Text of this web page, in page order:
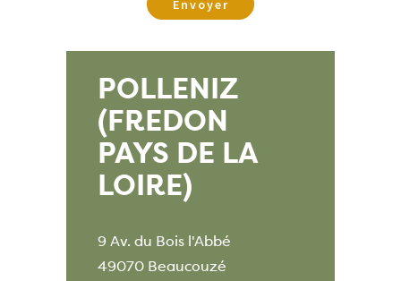
POLLENIZ
(FREDON
PAYS DE LA
LOIRE)
9 Av. du Bois l'Abbé
49070 Beaucouzé